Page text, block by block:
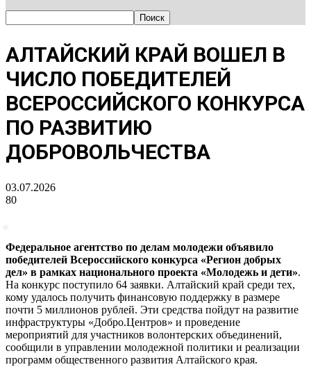
АЛТАЙСКИЙ КРАЙ ВОШЕЛ В
ЧИСЛО ПОБЕДИТЕЛЕЙ
ВСЕРОССИЙСКОГО КОНКУРСА
ПО РАЗВИТИЮ
ДОБРОВОЛЬЧЕСТВА
03.07.2026
80
Федеральное агентство по делам молодежи объявило
победителей Всероссийского конкурса «Регион добрых
дел» в рамках национального проекта «Молодежь и дети».
На конкурс поступило 64 заявки. Алтайский край среди тех,
кому удалось получить финансовую поддержку в размере
почти 5 миллионов рублей. Эти средства пойдут на развитие
инфраструктуры «Добро.Центров» и проведение
мероприятий для участников волонтерских объединений,
сообщили в управлении молодежной политики и реализации
программ общественного развития Алтайского края.